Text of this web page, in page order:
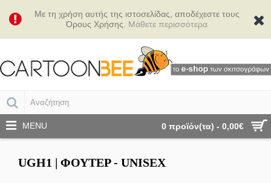
Με τη χρήση αυτής της ιστοσελίδας, αποδέχεστε τους
Όρους Χρήσης. Μάθετε περισσότερα
0 προϊόν(τα) - 0,00€
MENU
UGH1 | ΦΟΎΤΕΡ - UNISEX